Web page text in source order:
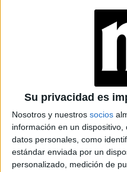
Su privacidad es
Nosotros y nuestros socios
información en un
datos personales, como
estándar enviada por un
personalizado, medición de
Un día, mientras
cómo se comportaba la
dedos. Al apretarla de la